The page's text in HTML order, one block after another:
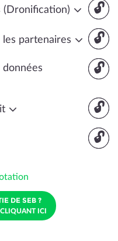
🔓
(Dronification)
🔓
les partenaires
🔓
données
🔓
🔓
DE SEB ?
ICI